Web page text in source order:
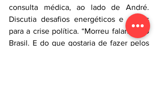
consulta médica, ao lado de André.
Discutia desafios energéticos e saídas
para a crise política. “Morreu falando do
Brasil. E do que gostaria de fazer pelos